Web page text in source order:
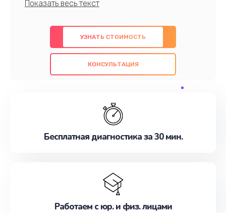
предлагаем быстрый и качественный ремонт с
использованием оригинальных компонентов, а
также гарантируем качество всех
проведенных работ. Наша цель - предоставить
наилучшим образом. Не медлите записаться на
УЗНАТЬ СТОИМОСТЬ
КОНСУЛЬТАЦИЯ
Бесплатная диагностика за 30 мин.
Работаем с юр. и физ. лицами